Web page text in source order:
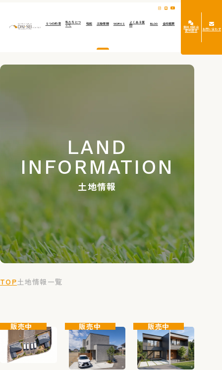
５つの約束 私たちにつ
いて 性能 土地情報 WORKS よくある質
問 BLOG 会社概要
無料相談会
資料請求 お問い合わせ
LAND
INFORMATION
土地情報
TOP土地情報一覧
販売中 販売中 販売中